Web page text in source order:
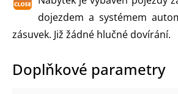
dojezdem a systémem
zásuvek. Již žádné hlučné dovírání.
Doplňkové parametry